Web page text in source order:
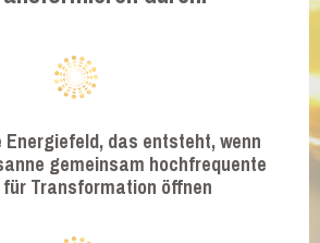
Energiefeld, das entsteht, wenn
gemeinsam hochfrequente
für Transformation öffnen